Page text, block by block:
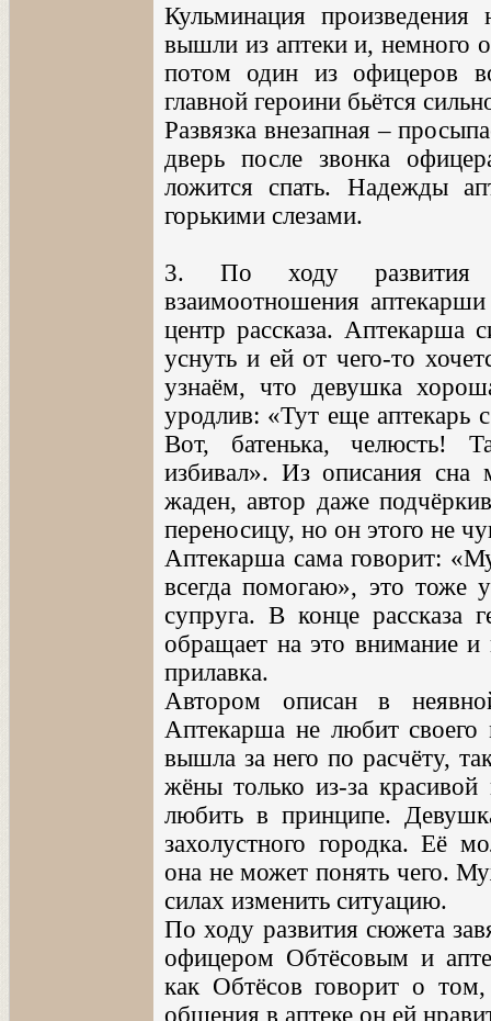
Кульминация
вышли из аптеки и, немного
потом один из офицеров
главной героини бьётся
Развязка внезапная –
дверь после звонка
ложится спать. Надежды
горькими слезами.
3. По ходу развития
взаимоотношения
центр рассказа.
уснуть и ей от чего-то
узнаём, что девушка
уродлив: «Тут еще
Вот, батенька, челюсть!
избивал». Из описания
жаден, автор даже
переносицу, но он этого не
Аптекарша сама говорит:
всегда помогаю», это тоже
супруга. В конце рассказа
обращает на это внимание и
прилавка.
Автором описан в
Аптекарша не любит
вышла за него по расчёту,
жёны только из-за
любить в принципе.
захолустного городка. Её
она не может понять чего.
силах изменить ситуацию.
По ходу развития сюжета
офицером Обтёсовым и
как Обтёсов говорит о
общения в аптеке он ей